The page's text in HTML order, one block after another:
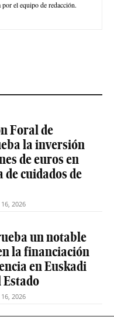
el equipo de redacción.
Foral de
la inversión
de euros en
de cuidados de
2026
un notable
la financiación
en Euskadi
2026